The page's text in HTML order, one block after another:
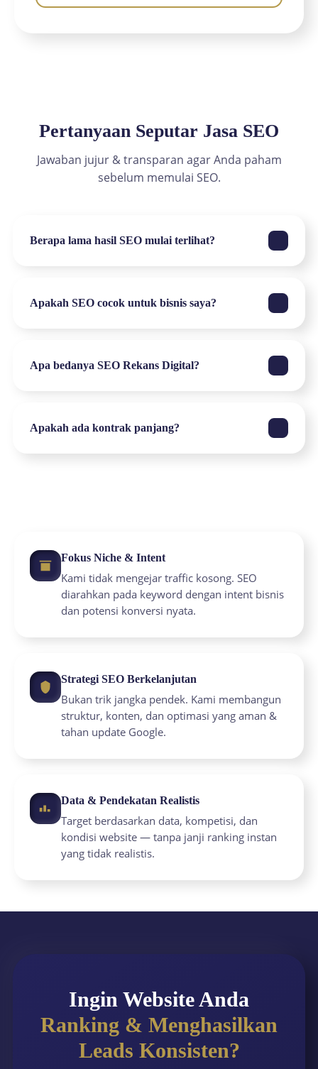
Pertanyaan Seputar Jasa SEO
Jawaban jujur & transparan agar Anda paham
sebelum memulai SEO.
Berapa lama hasil SEO mulai terlihat?
keyword, dan konsistensi optimasi. SEO adalah
Apakah SEO cocok untuk bisnis saya?
traffic dan leads secara konsisten, baik bisnis lokal
maupun nasional. Kami akan menyesuaikan strategi
Apa bedanya SEO Rekans Digital?
menggabungkan struktur website, konten
berkualitas, technical SEO, dan analisis data yang
Apakah ada kontrak panjang?
Fokus Niche & Intent
Kami tidak mengejar traffic kosong. SEO
diarahkan pada keyword dengan intent bisnis
dan potensi konversi nyata.
Strategi SEO Berkelanjutan
Bukan trik jangka pendek. Kami membangun
struktur, konten, dan optimasi yang aman &
tahan update Google.
Data & Pendekatan Realistis
Target berdasarkan data, kompetisi, dan
kondisi website — tanpa janji ranking instan
yang tidak realistis.
Ingin Website Anda
Ranking & Menghasilkan
Leads Konsisten?